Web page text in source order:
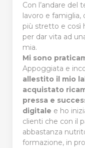
Con l’andare del
lavoro e
più stretto e così
per dar vita ad
mia.
Mi sono
Appoggiata e
allestito il mio
acquistato
pressa e
digitale e ho
clienti che con il
abbastanza
formazione, in